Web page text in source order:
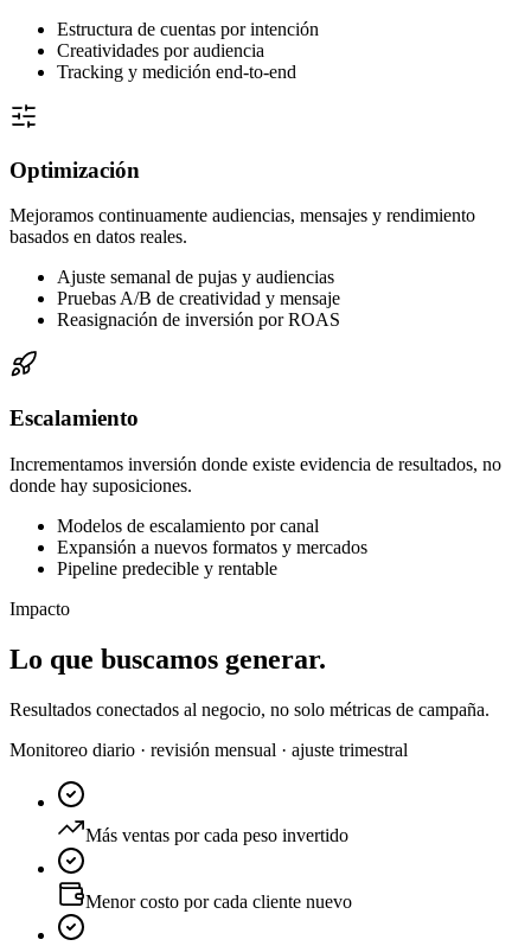
Estructura de cuentas por intención
Creatividades por audiencia
Tracking y medición end-to-end
Optimización
Mejoramos continuamente audiencias, mensajes y rendimiento
basados en datos reales.
Ajuste semanal de pujas y audiencias
Pruebas A/B de creatividad y mensaje
Reasignación de inversión por ROAS
Escalamiento
Incrementamos inversión donde existe evidencia de resultados, no
donde hay suposiciones.
Modelos de escalamiento por canal
Expansión a nuevos formatos y mercados
Pipeline predecible y rentable
Impacto
Lo que buscamos generar.
Resultados conectados al negocio, no solo métricas de campaña.
Monitoreo diario · revisión mensual · ajuste trimestral
Más ventas por cada peso invertido
Menor costo por cada cliente nuevo